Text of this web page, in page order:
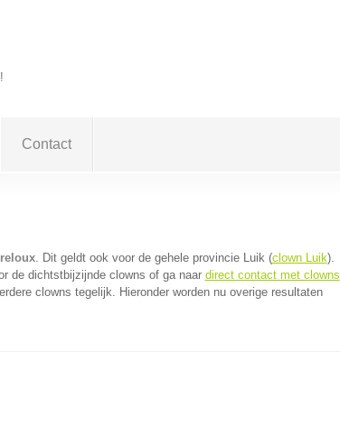
Contact
. Dit geldt ook voor de gehele provincie Luik (clown Luik).
de dichtstbijzijnde clowns of ga naar direct contact met clowns
clowns tegelijk. Hieronder worden nu overige resultaten